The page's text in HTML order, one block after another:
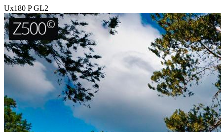
Ux180 P GL2